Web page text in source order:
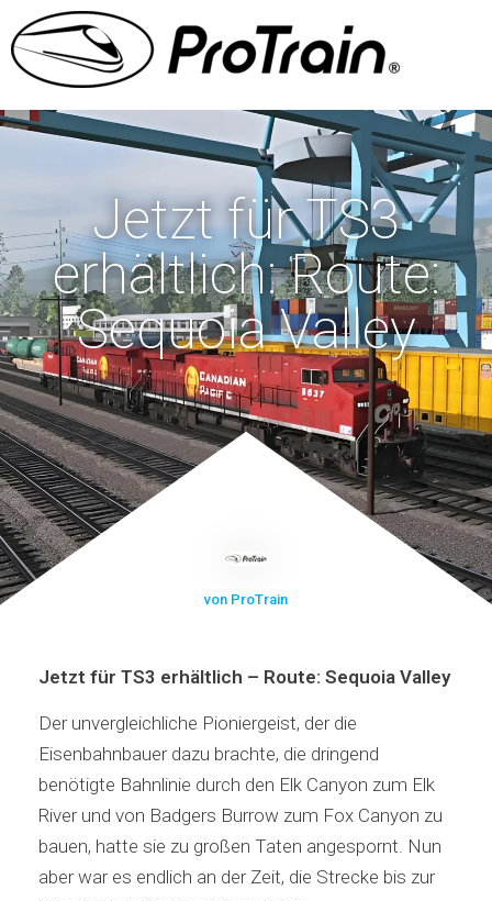
Jetzt für TS3
erhältlich: Route:
Sequoia Valley
von ProTrain
Jetzt für TS3 erhältlich – Route: Sequoia Valley
Der unvergleichliche Pioniergeist, der die
Eisenbahnbauer dazu brachte, die dringend
benötigte Bahnlinie durch den Elk Canyon zum Elk
River und von Badgers Burrow zum Fox Canyon zu
bauen, hatte sie zu großen Taten angespornt. Nun
aber war es endlich an der Zeit, die Strecke bis zur